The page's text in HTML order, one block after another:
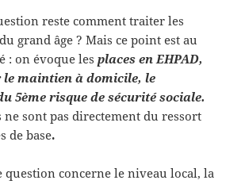
reste comment traiter les
grand âge ? Mais ce point est au
: on évoque les places en EHPAD,
le maintien à domicile, le
5ème risque de sécurité sociale.
ne sont pas directement du ressort
de base.
question concerne le niveau local, la